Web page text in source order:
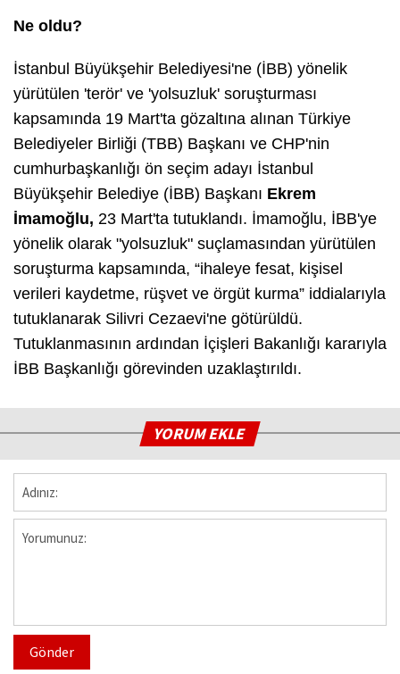
Ne oldu?
İstanbul Büyükşehir Belediyesi'ne (İBB) yönelik
yürütülen 'terör' ve 'yolsuzluk' soruşturması
kapsamında 19 Mart'ta gözaltına alınan Türkiye
Belediyeler Birliği (TBB) Başkanı ve CHP'nin
cumhurbaşkanlığı ön seçim adayı İstanbul
Büyükşehir Belediye (İBB) Başkanı Ekrem
İmamoğlu, 23 Mart'ta tutuklandı. İmamoğlu, İBB'ye
yönelik olarak "yolsuzluk" suçlamasından yürütülen
soruşturma kapsamında, “ihaleye fesat, kişisel
verileri kaydetme, rüşvet ve örgüt kurma” iddialarıyla
tutuklanarak Silivri Cezaevi'ne götürüldü.
Tutuklanmasının ardından İçişleri Bakanlığı kararıyla
İBB Başkanlığı görevinden uzaklaştırıldı.
YORUM EKLE
Gönder